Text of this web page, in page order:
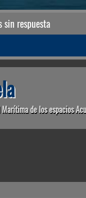
sin respuesta
de los espacios